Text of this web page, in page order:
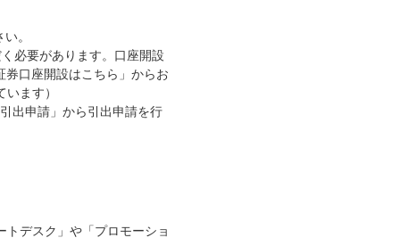
。
必要があります。口座開設
口座開設はこちら」からお
ます）
出申請」から引出申請を行
デスク」や「プロモーショ